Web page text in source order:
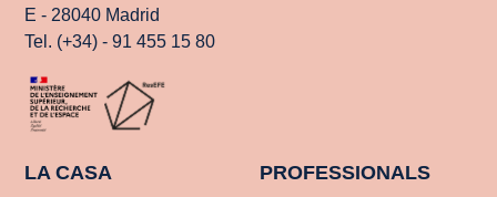
E - 28040 Madrid
Tel. (+34) - 91 455 15 80
LA CASA PROFESSIONALS